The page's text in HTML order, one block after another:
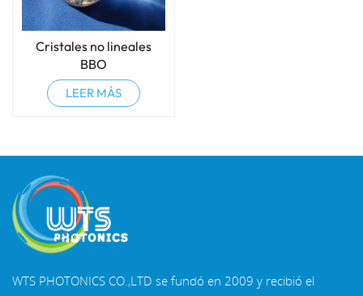
Cristales no lineales
BBO
LEER MÁS
WTS PHOTONICS CO.,LTD se fundó en 2009 y recibió el